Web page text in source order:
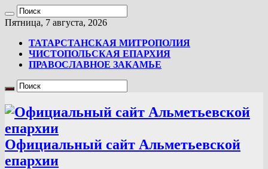
Пятница, 7 августа, 2026
ТАТАРСТАНСКАЯ МИТРОПОЛИЯ
ЧИСТОПОЛЬСКАЯ ЕПАРХИЯ
ПРАВОСЛАВНОЕ ЗАКАМЬЕ
Официальный сайт Альметьевской
епархии